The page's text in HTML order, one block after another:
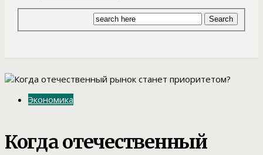
Экономика
Когда отечественный